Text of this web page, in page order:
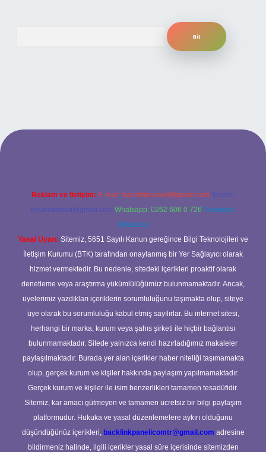
Reklam ve İletişim: E-mail: backlinkpaneli@gmail.com Teams:
forumhizmeti@gmail.com Whatsapp: 0262 606 0 726 Telegram:
@karabul
Yasal Uyarı: Sitemiz, 5651 Sayılı Kanun gereğince Bilgi Teknolojileri ve
İletişim Kurumu (BTK) tarafından onaylanmış bir Yer Sağlayıcı olarak
hizmet vermektedir. Bu nedenle, sitedeki içerikleri proaktif olarak
denetleme veya araştırma yükümlülüğümüz bulunmamaktadır. Ancak,
üyelerimiz yazdıkları içeriklerin sorumluluğunu taşımakta olup, siteye
üye olarak bu sorumluluğu kabul etmiş sayılırlar. Bu internet sitesi,
herhangi bir marka, kurum veya şahıs şirketi ile hiçbir bağlantısı
bulunmamaktadır. Sitede yalnızca kendi hazırladığımız makaleler
paylaşılmaktadır. Burada yer alan içerikler haber niteliği taşımamakta
olup, gerçek kurum ve kişiler hakkında paylaşım yapılmamaktadır.
Gerçek kurum ve kişiler ile isim benzerlikleri tamamen tesadüfidir.
Sitemiz, kar amacı gütmeyen ve tamamen ücretsiz bir bilgi paylaşım
platformudur. Hukuka ve yasal düzenlemelere aykırı olduğunu
düşündüğünüz içerikleri, backlinkpanelicomtr@gmail.com adresine
bildirmeniz halinde, ilgili içerikler yasal süre içerisinde sitemizden